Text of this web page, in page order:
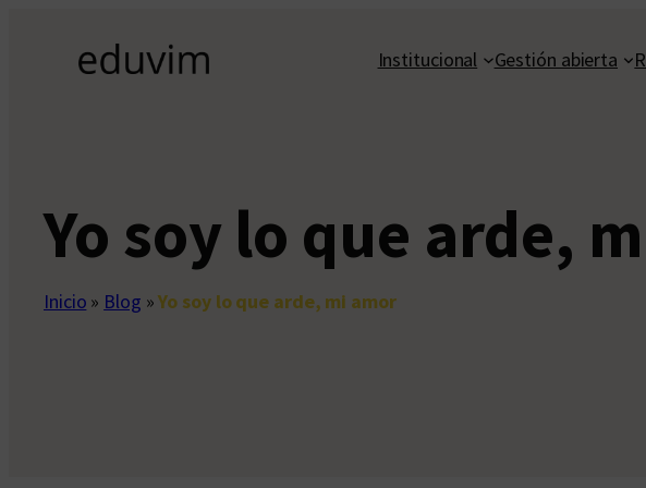
contenido
Institucional Gestión abierta
Yo soy lo que arde,
Inicio » Blog »Yo soy lo que arde, mi amor